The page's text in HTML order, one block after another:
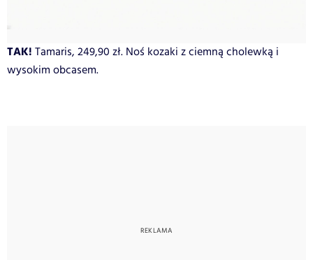
TAK! Tamaris, 249,90 zł. Noś kozaki z ciemną cholewką i
wysokim obcasem.